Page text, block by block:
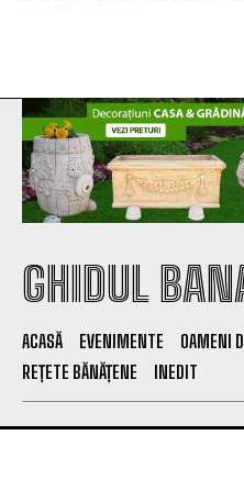
GHIDUL
ACASĂ EVENIMENTE OAMENI
REȚETE BĂNĂȚENE
INEDIT